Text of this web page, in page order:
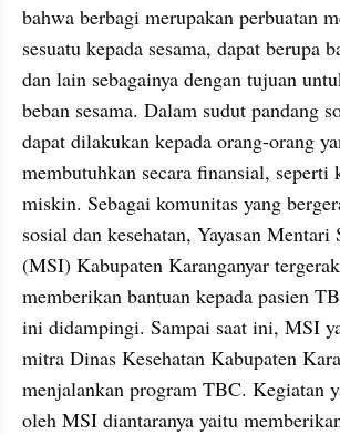
bahwa berbagi merupakan perbuatan
sesuatu kepada sesama, dapat berupa
dan lain sebagainya dengan tujuan
beban sesama. Dalam sudut pandang
dapat dilakukan kepada orang-orang
membutuhkan secara finansial, seperti
miskin. Sebagai komunitas yang
sosial dan kesehatan, Yayasan Mentari
(MSI) Kabupaten Karanganyar
memberikan bantuan kepada pasien
ini didampingi. Sampai saat ini, MSI
mitra Dinas Kesehatan Kabupaten
menjalankan program TBC. Kegiatan
oleh MSI diantaranya yaitu